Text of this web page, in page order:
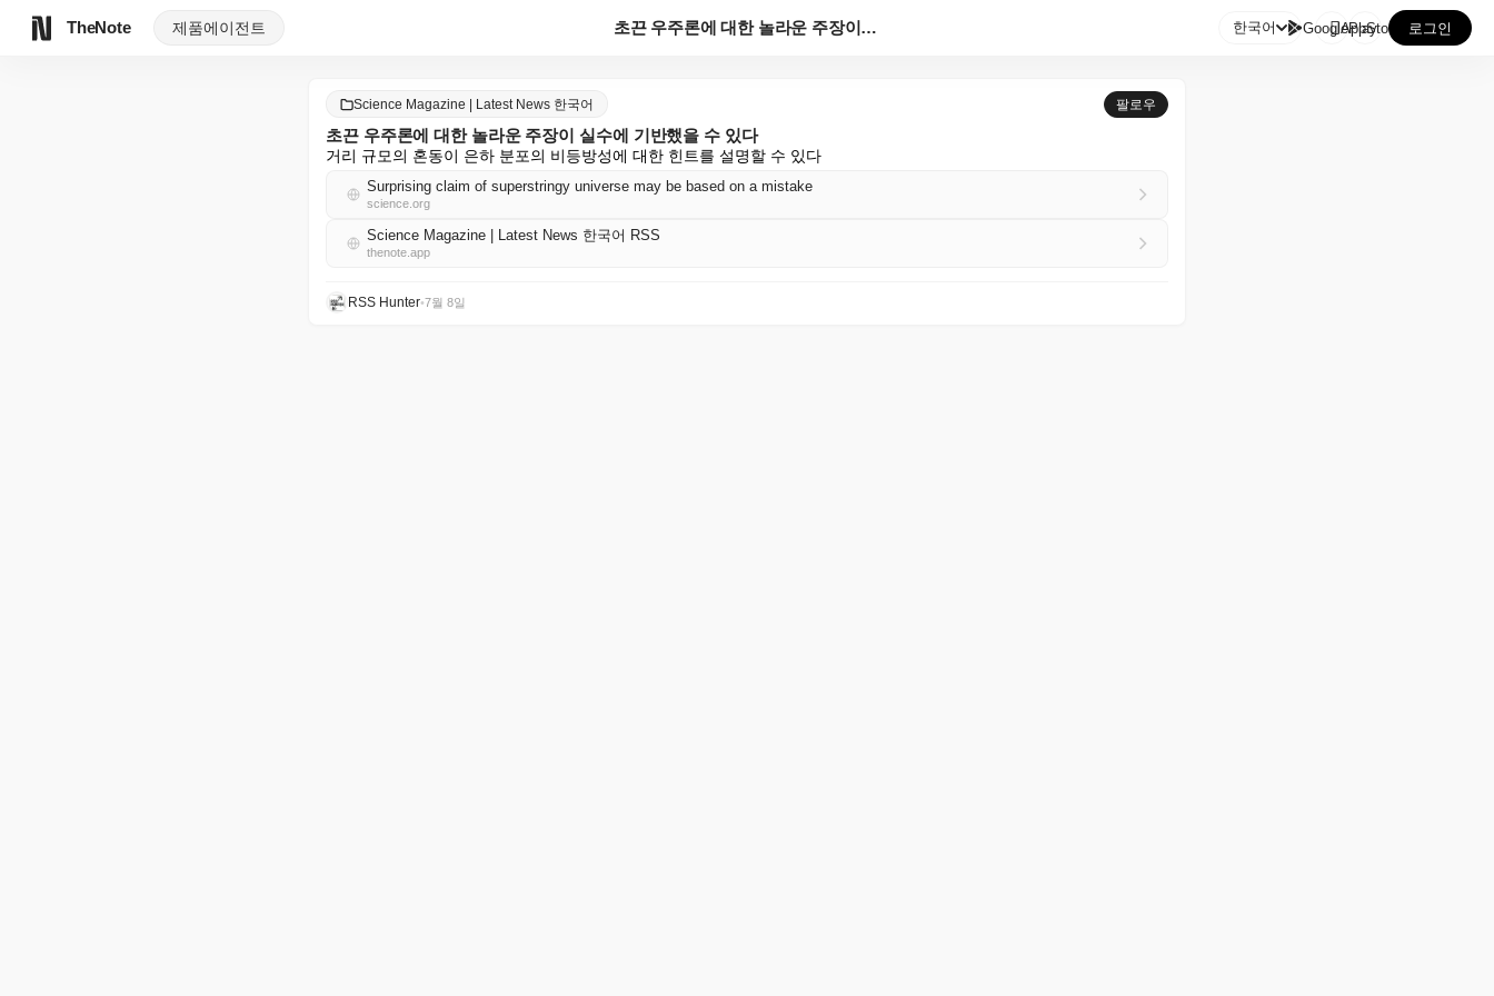
TheNote 제품에이전트 초끈 우주론에 대한 놀라운 주장이 실수에 기반했을 수 ... 한국어 GooglePlay
AppStore 로그인
Science Magazine | Latest News 한국어 팔로우
초끈 우주론에 대한 놀라운 주장이 실수에 기반했을 수 있다
거리 규모의 혼동이 은하 분포의 비등방성에 대한 힌트를 설명할 수 있다
Surprising claim of superstringy universe may be based on a mistake
science.org
Science Magazine | Latest News 한국어 RSS
thenote.app
RSS Hunter•7월 8일